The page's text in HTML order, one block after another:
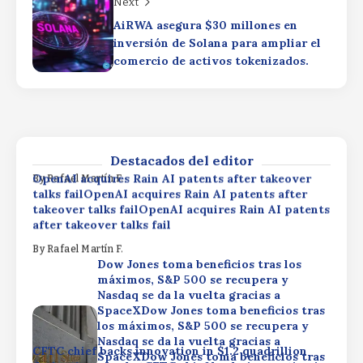
AiRWA asegura $30 millones en
inversión de Solana para ampliar el
comercio de activos tokenizados.
Destacados del editor
Dow Jones toma beneficios tras los
máximos, S&P 500 se recupera y
Nasdaq se da la vuelta gracias a
SpaceXDow Jones toma beneficios tras
los máximos, S&P 500 se recupera y
Rafael Martín F.
ByRafael Martín F.
OpenAI acquires Rain AI patents after takeover
talks failOpenAI acquires Rain AI patents after
takeover talks failOpenAI acquires Rain AI patents
after takeover talks fail
By Rafael Martín F.
Dow Jones toma beneficios tras los
máximos, S&P 500 se recupera y
Nasdaq se da la vuelta gracias a
SpaceXDow Jones toma beneficios tras
los máximos, S&P 500 se recupera y
Nasdaq se da la vuelta gracias a
SpaceXDow Jones toma beneficios tras
CFTC chief backs innovation in $1.2 quadrillion